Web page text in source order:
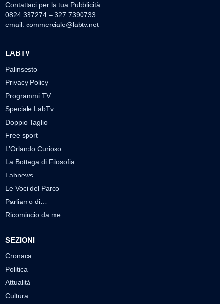
Contattaci per la tua Pubblicità:
0824.337274 – 327.7390733
email: commerciale@labtv.net
LABTV
Palinsesto
Privacy Policy
Programmi TV
Speciale LabTv
Doppio Taglio
Free sport
L’Orlando Curioso
La Bottega di Filosofia
Labnews
Le Voci del Parco
Parliamo di…
Ricomincio da me
SEZIONI
Cronaca
Politica
Attualità
Cultura